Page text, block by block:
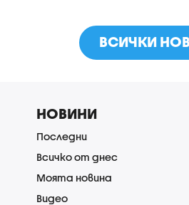
ВСИЧКИ
НОВИНИ
Последни
Всичко от днес
Моята новина
Видео